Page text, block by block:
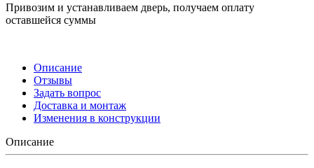
Привозим и устанавливаем дверь, получаем оплату
оставшейся суммы
Описание
Отзывы
Задать вопрос
Доставка и монтаж
Изменения в конструкции
Описание